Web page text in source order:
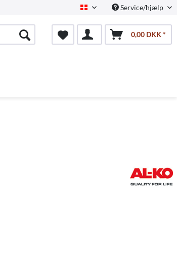
Dansk Service/hjælp
0,00 DKK *